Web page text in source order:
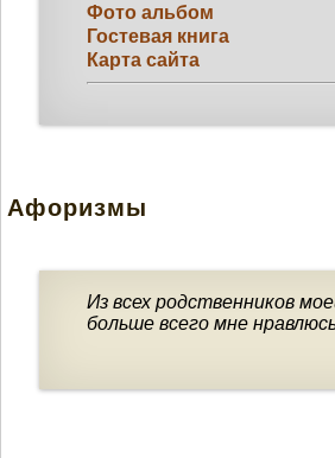
Фото альбом
Гостевая книга
Карта сайта
Афоризмы
Из всех родственников
больше всего мне